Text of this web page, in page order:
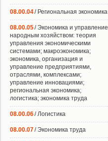
08.00.04/ Региональная экономика
08.00.05/ Экономика и управление
народным хозяйством: теория
управления экономическими
системами; макроэкономика;
экономика, организация и
управление предприятиями,
отраслями, комплексами;
управление инновациями;
региональная экономика;
логистика; экономика труда
08.00.06/ Логистика
08.00.07/ Экономика труда